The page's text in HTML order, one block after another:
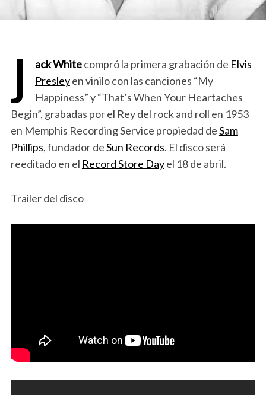
J ack Whitecompró la primera grabación de Elvis
Presleyen vinilo con las canciones “My
Happiness” y “That’s When Your Heartaches
Begin”, grabadas por el Rey del rock and roll en 1953
en Memphis Recording Service propiedad deSam
Phillips, fundador deSun Records. El disco será
reeditado en el Record Store Dayel 18 de abril.
Trailer del disco